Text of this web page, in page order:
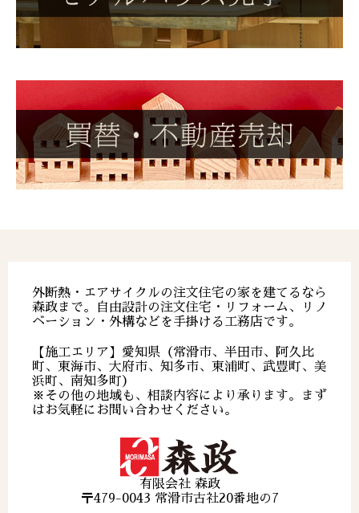
外断熱・エアサイクルの注文住宅の家を建てるなら
森政まで。自由設計の注文住宅・リフォーム、リノ
ベーション・外構などを手掛ける工務店です。
【施工エリア】愛知県（常滑市、半田市、阿久比
町、東海市、大府市、知多市、東浦町、武豊町、美
浜町、南知多町）
※その他の地域も、相談内容により承ります。まず
はお気軽にお問い合わせください。
有限会社 森政
〒479-0043 常滑市古社20番地の7